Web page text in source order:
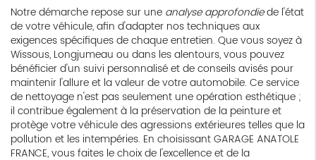
Notre démarche repose sur une analyse approfondiede l'état
de votre véhicule, afin d'adapter nos techniques aux
exigences spécifiques de chaque entretien. Que vous soyez à
Wissous, Longjumeau ou dans les alentours, vous pouvez
bénéficier d'un suivi personnalisé et de conseils avisés pour
maintenir l'allure et la valeur de votre automobile. Ce service
de nettoyage n'est pas seulement une opération esthétique ;
il contribue également à la préservation de la peinture et
protège votre véhicule des agressions extérieures telles que la
pollution et les intempéries. En choisissant GARAGE ANATOLE
FRANCE, vous faites le choix de l'excellence et de la